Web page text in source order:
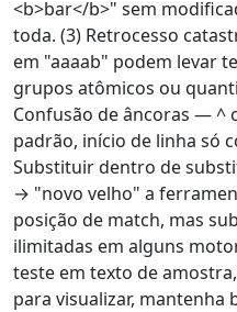
<b>bar</b>" sem
toda. (3) Retrocesso
em "aaaab" podem levar
grupos atômicos ou
Confusão de âncoras — ^
padrão, início de linha só
Substituir dentro de
→ "novo velho" a
posição de match, mas
ilimitadas em alguns
teste em texto de
para visualizar, mantenha